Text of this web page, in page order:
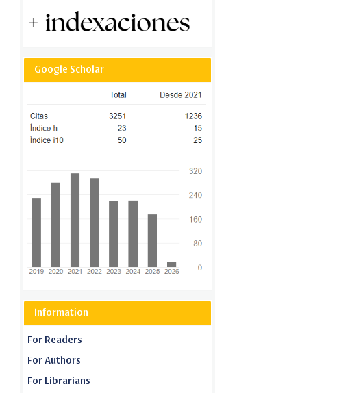
Google Scholar
Information
For Readers
For Authors
For Librarians